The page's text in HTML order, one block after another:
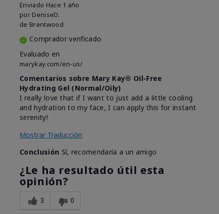
Enviado Hace 1 año
por DeniseD.
de Brentwood
Comprador verificado
Evaluado en
marykay.com/en-us/
Comentarios sobre Mary Kay® Oil-Free
Hydrating Gel (Normal/Oily)
I really love that if I want to just add a little cooling
and hydration to my face, I can apply this for instant
serenity!
Mostrar Traducción
Conclusión Sí, recomendaría a un amigo
¿Le ha resultado útil esta
opinión?
3 0